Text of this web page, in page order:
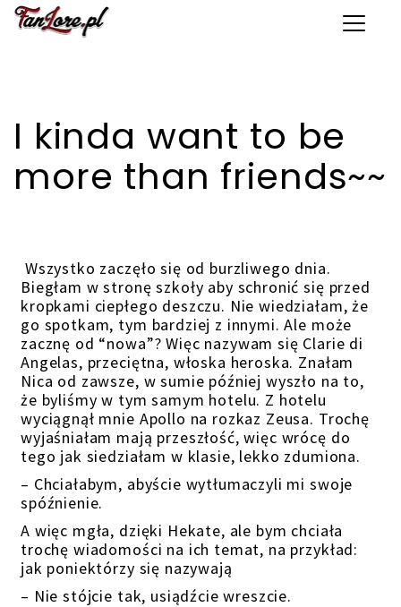
Toggle
I kinda want to be
more than friends~~
Wszystko zaczęło się od burzliwego dnia.
Biegłam w stronę szkoły aby schronić się przed
kropkami ciepłego deszczu. Nie wiedziałam, że
go spotkam, tym bardziej z innymi. Ale może
zacznę od “nowa”? Więc nazywam się Clarie di
Angelas, przeciętna, włoska heroska. Znałam
Nica od zawsze, w sumie później wyszło na to,
że byliśmy w tym samym hotelu. Z hotelu
wyciągnął mnie Apollo na rozkaz Zeusa. Trochę
wyjaśniałam mają przeszłość, więc wrócę do
tego jak siedziałam w klasie, lekko zdumiona.
– Chciałabym, abyście wytłumaczyli mi swoje
spóźnienie.
A więc mgła, dzięki Hekate, ale bym chciała
trochę wiadomości na ich temat, na przykład:
jak poniektórzy się nazywają
– Nie stójcie tak, usiądźcie wreszcie.